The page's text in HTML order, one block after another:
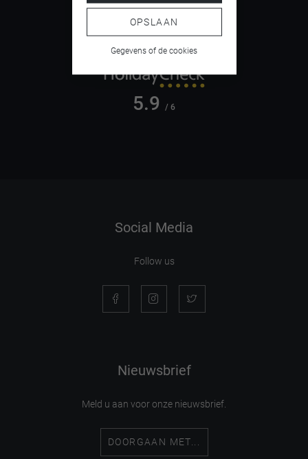
4.5
5.9 / 6
Social Media
Follow us
Nieuwsbrief
Meld u aan voor onze nieuwsbrief.
DOORGAAN MET...
OPSLAAN
Gegevens of de cookies